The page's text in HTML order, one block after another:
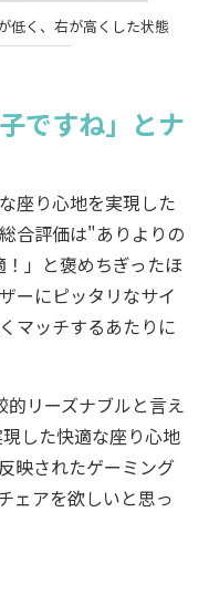
低く、右が高くした状態
ですね」とナ
座り心地を実現した
合評価は"ありよりの
」と褒めちぎったほ
ーにピッタリなサイ
マッチするあたりに
リーズナブルと言え
した快適な座り心地
映されたゲーミング
ェアを欲しいと思っ